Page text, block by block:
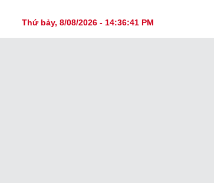
Thứ bảy, 8/08/2026 - 14:36:42 PM
Sau "Cơn Sốt" Trà Sữa Nhượng Quyền: Lợi Nhuận